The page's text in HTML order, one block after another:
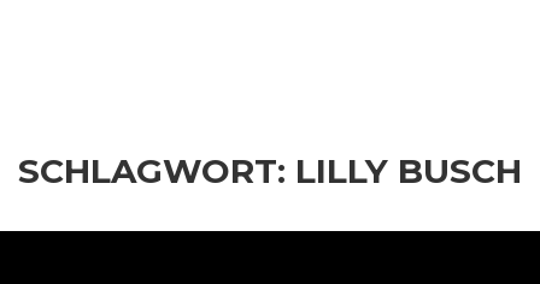
SCHLAGWORT: LILLY BUSCH